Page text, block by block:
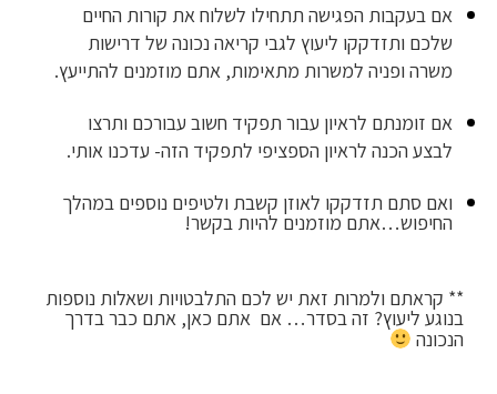
אם בעקבות הפגישה תתחילו לשלוח את קורות החיים
שלכם ותזדקקו ליעוץ לגבי קריאה נכונה של דרישות
משרה ופניה למשרות מתאימות, אתם מוזמנים להתייעץ.
אם זומנתם לראיון עבור תפקיד חשוב עבורכם ותרצו
לבצע הכנה לראיון הספציפי לתפקיד הזה- עדכנו אותי.
ואם סתם תזדקקו לאוזן קשבת ולטיפים נוספים במהלך
החיפוש…אתם מוזמנים להיות בקשר!
** קראתם ולמרות זאת יש לכם התלבטויות ושאלות נוספות
בנוגע ליעוץ? זה בסדר… אם אתם כאן, אתם כבר בדרך
הנכונה